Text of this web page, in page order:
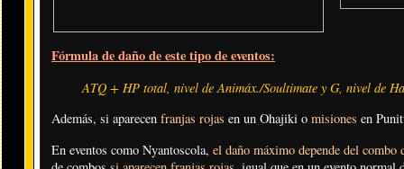
Fórmula de daño de este tipo de eventos:
ATQ + HP total, nivel de Animáx./Soultimate y G, nivel de
Además, si aparecen franjas rojas en un Ohajiki o misiones en
En eventos como Nyantoscola, el daño máximo depende del